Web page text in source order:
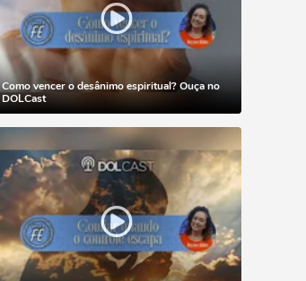
Como vencer o desânimo espiritual? Ouça no
DOLCast